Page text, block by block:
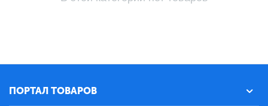
ПОРТАЛ ТОВАРОВ